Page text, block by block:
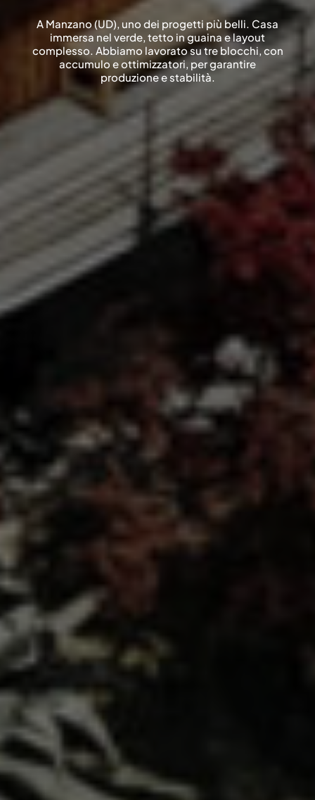
A Manzano (UD), uno dei progetti più belli. Casa
immersa nel verde, tetto in guaina e layout
complesso. Abbiamo lavorato su tre blocchi, con
accumulo e ottimizzatori, per garantire
produzione e stabilità.